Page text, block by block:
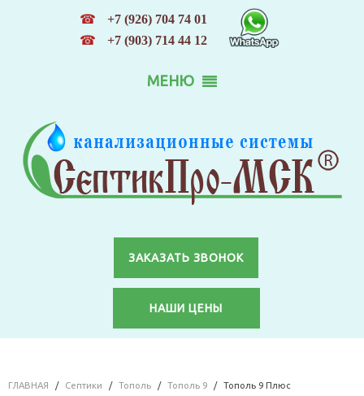
☎ +7 (926) 704 74 01
☎ +7 (903) 714 44 12
МЕНЮ
ЗАКАЗАТЬ ЗВОНОК
НАШИ ЦЕНЫ
ГЛАВНАЯ Септики Тополь Тополь 9 Тополь 9 Плюс